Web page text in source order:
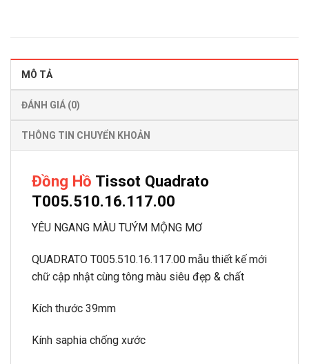
MÔ TẢ
ĐÁNH GIÁ (0)
THÔNG TIN CHUYỂN KHOẢN
Đồng Hồ Tissot Quadrato
T005.510.16.117.00
YÊU NGANG MÀU TUÝM MỘNG MƠ
QUADRATO T005.510.16.117.00 mẫu thiết kế mới
chữ cập nhật cùng tông màu siêu đẹp & chất
Kích thước 39mm
Kính saphia chống xước